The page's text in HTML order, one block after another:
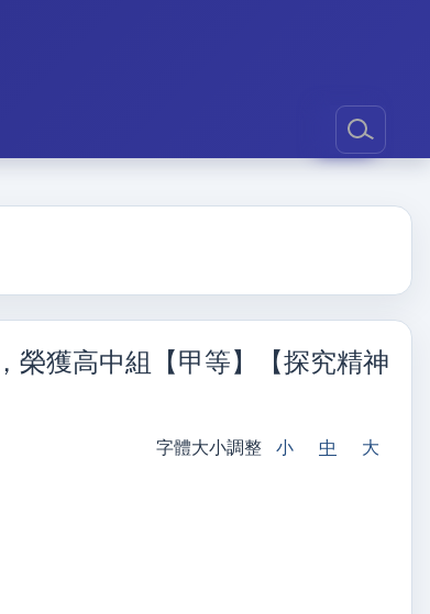
榮獲高中組【甲等】【探究精神
字體大小調整 小 中
大